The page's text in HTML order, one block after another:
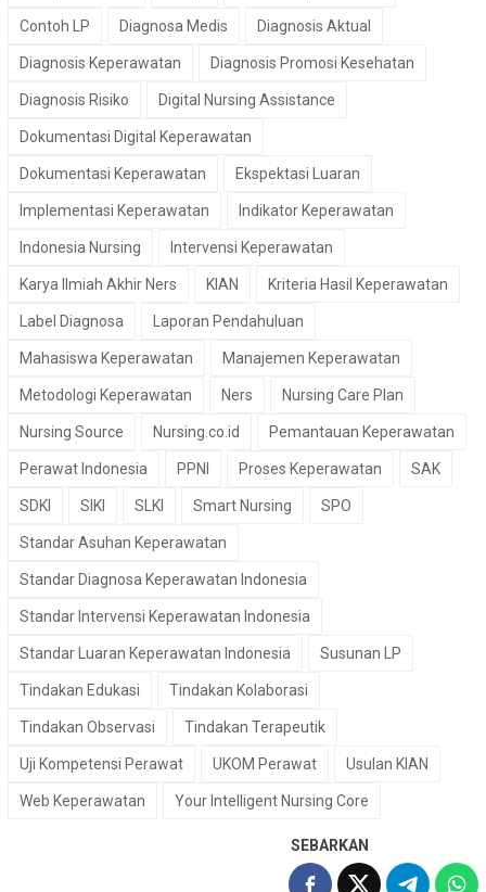
Contoh LP Diagnosa Medis Diagnosis Aktual
Diagnosis Keperawatan Diagnosis Promosi Kesehatan
Diagnosis Risiko Digital Nursing Assistance
Dokumentasi Digital Keperawatan
Dokumentasi Keperawatan Ekspektasi Luaran
Implementasi Keperawatan Indikator Keperawatan
Indonesia Nursing Intervensi Keperawatan
Karya Ilmiah Akhir Ners KIAN Kriteria Hasil Keperawatan
Label Diagnosa Laporan Pendahuluan
Mahasiswa Keperawatan Manajemen Keperawatan
Metodologi Keperawatan Ners Nursing Care Plan
Nursing Source Nursing.co.id Pemantauan Keperawatan
Perawat Indonesia PPNI Proses Keperawatan SAK
SDKI SIKI SLKI Smart Nursing SPO
Standar Asuhan Keperawatan
Standar Diagnosa Keperawatan Indonesia
Standar Intervensi Keperawatan Indonesia
Standar Luaran Keperawatan Indonesia Susunan LP
Tindakan Edukasi Tindakan Kolaborasi
Tindakan Observasi Tindakan Terapeutik
Uji Kompetensi Perawat UKOM Perawat Usulan KIAN
Web Keperawatan Your Intelligent Nursing Core
SEBARKAN